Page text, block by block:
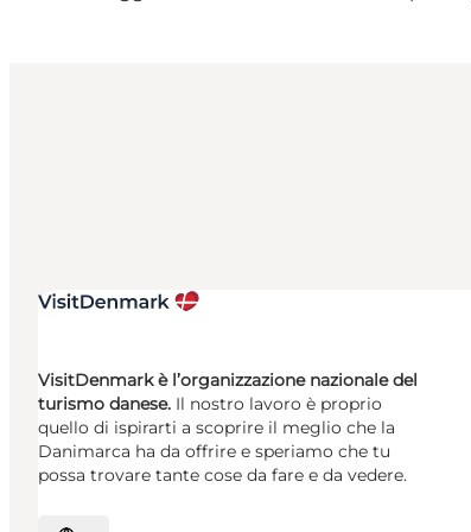
VisitDenmark è l’organizzazione nazionale del
turismo danese. Il nostro lavoro è proprio
quello di ispirarti a scoprire il meglio che la
Danimarca ha da offrire e speriamo che tu
possa trovare tante cose da fare e da vedere.